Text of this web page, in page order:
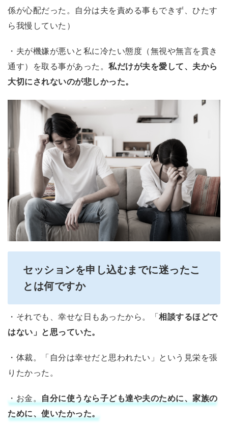
係が心配だった。自分は夫を責める事もできず、ひたす
ら我慢していた）
・夫が機嫌が悪いと私に冷たい態度（無視や無言を貫き
通す）を取る事があった。 私だけが夫を愛して、夫から
大切にされないのが悲しかった。
セッションを申し込むまでに迷ったこ
とは何ですか
・それでも、幸せな日もあったから。「 相談するほどで
はない」と思っていた。
・体裁。「自分は幸せだと思われたい」という見栄を張
りたかった。
・お金。
自分に使うなら子ども達や夫のために、家族の
ために、使いたかった。